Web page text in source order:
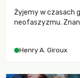
Żyjemy w czasach
neofaszyzmu.
wychowają
Henry A. Giroux